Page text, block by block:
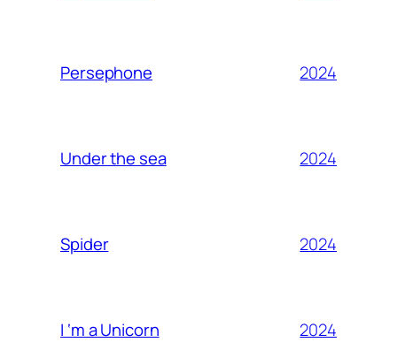
Persephone 2024
Under the sea 2024
Spider 2024
I ‘m a Unicorn 2024